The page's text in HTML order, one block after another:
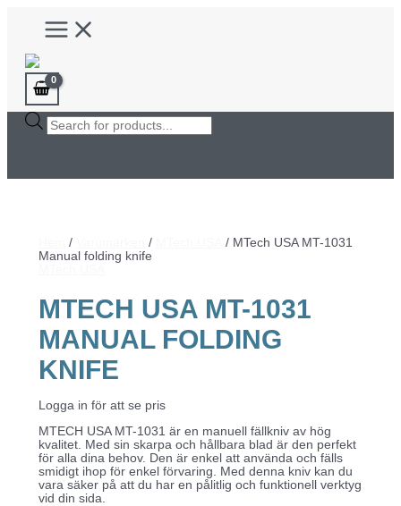
innehåll
Main
Menu
Products
search
/ /
/ MTech USA MT-1031
Manual folding knife
MTECH USA MT-1031
MANUAL FOLDING
KNIFE
Logga in för att se pris
MTECH USA MT-1031 är en manuell fällkniv av hög
kvalitet. Med sin skarpa och hållbara blad är den perfekt
för alla dina behov. Den är enkel att använda och fälls
smidigt ihop för enkel förvaring. Med denna kniv kan du
vara säker på att du har en pålitlig och funktionell verktyg
vid din sida.